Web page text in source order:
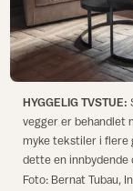
HYGGELIG TVSTUE:
vegger er behandlet
myke tekstiler i flere
dette en
Foto: Bernat Tubau,